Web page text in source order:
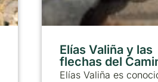
Elías Valiña y las
flechas del
Elías Valiña es